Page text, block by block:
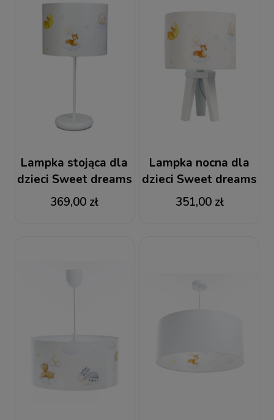
Lampka stojąca dla
dzieci Sweet dreams
369,00 zł
Lampka nocna dla
dzieci Sweet dreams
351,00 zł